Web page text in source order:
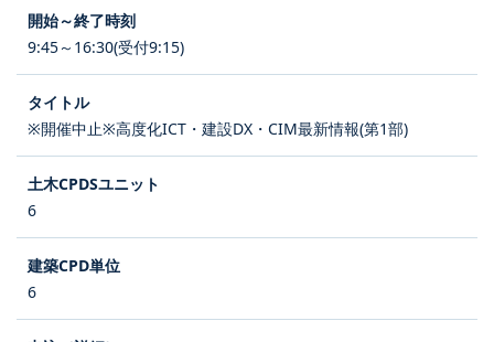
9:45～16:30(受付9:15)
※開催中止※高度化ICT・建設DX・CIM最新情報(第1部)
6
6